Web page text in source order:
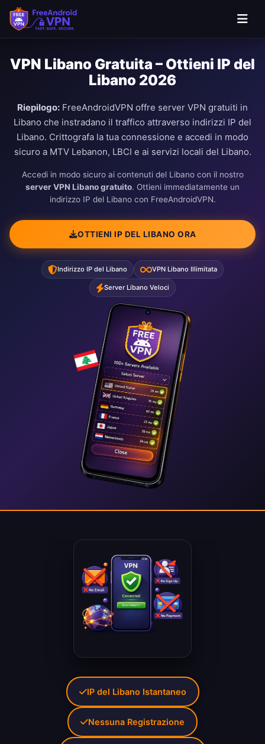
VPN Libano Gratuita – Ottieni IP del
Libano 2026
Riepilogo: FreeAndroidVPN offre server VPN gratuiti in
Libano che instradano il traffico attraverso indirizzi IP del
Libano. Crittografa la tua connessione e accedi in modo
sicuro a MTV Lebanon, LBCI e ai servizi locali del Libano.
Accedi in modo sicuro ai contenuti del Libano con il nostro
server VPN Libano gratuito. Ottieni immediatamente un
indirizzo IP del Libano con FreeAndroidVPN.
OTTIENI IP DEL LIBANO ORA
Indirizzo IP del Libano VPN Libano Illimitata
Server Libano Veloci
IP del Libano Istantaneo
Nessuna Registrazione